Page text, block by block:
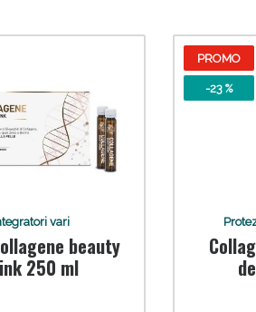
vari
beauty
250 ml
PROMO
-23 %
al 50%!